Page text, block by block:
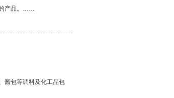
的产品。……
酱包等调料及化工品包